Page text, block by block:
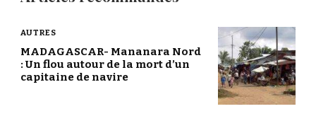
AUTRES
MADAGASCAR- Mananara Nord
: Un flou autour de la mort d’un
capitaine de navire